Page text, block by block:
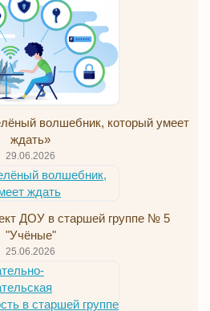
волшебник, который умеет
ждать»
29.06.2026
ДОУ в старшей группе № 5
"Учёные"
25.06.2026